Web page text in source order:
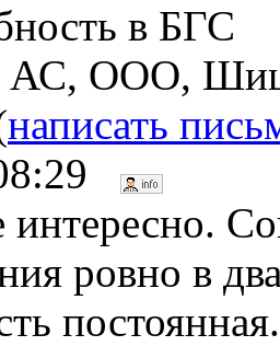
в БГС
АС, ООО,
написать
ровно в
постоянная.